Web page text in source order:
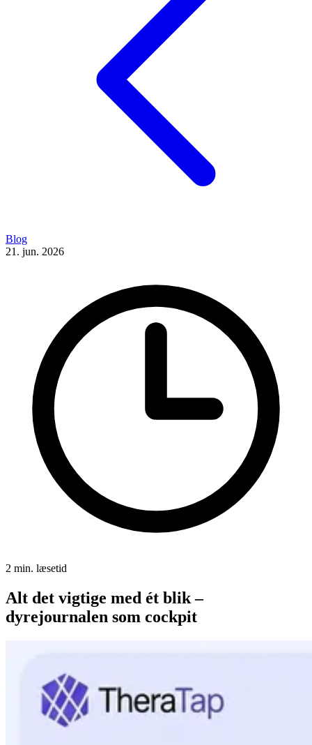
Blog
21. jun. 2026
2 min. læsetid
Alt det vigtige med ét blik –
dyrejournalen som cockpit